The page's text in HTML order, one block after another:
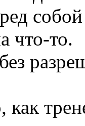
что-то.